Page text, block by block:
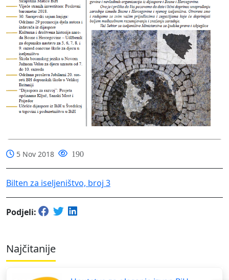
5 Nov 2018 190
Bilten za iseljeništvo, broj 3
Podjeli:
Najčitanije